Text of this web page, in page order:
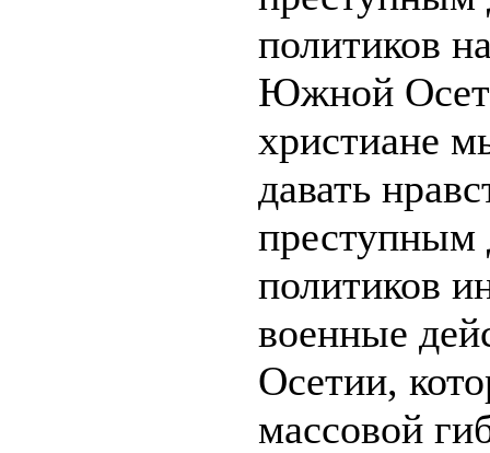
политиков
Южной
христиане
давать
преступным
политиков
военные
Осетии,
массовой